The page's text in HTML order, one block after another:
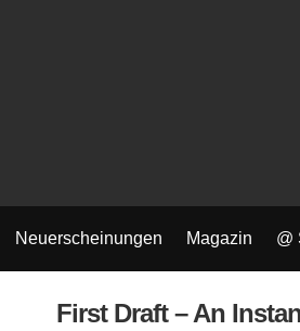
Neuerscheinungen Magazin @
First Draft – An